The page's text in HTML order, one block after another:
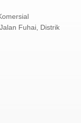
Fuhai, Distrik